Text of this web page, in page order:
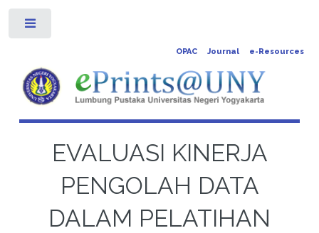
OPAC Journal e-Resources
EVALUASI KINERJA
PENGOLAH DATA
DALAM PELATIHAN